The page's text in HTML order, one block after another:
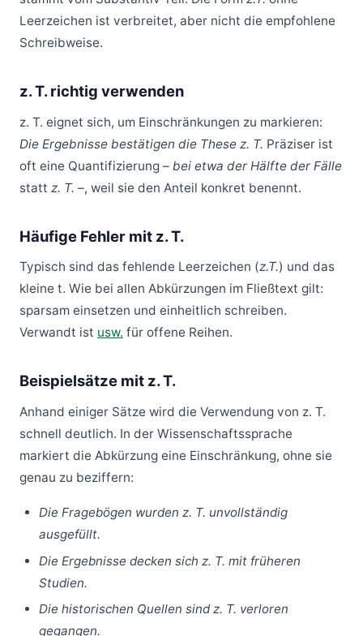
Leerzeichen ist verbreitet, aber nicht die empfohlene
Schreibweise.
z. T. richtig verwenden
z. T. eignet sich, um Einschränkungen zu markieren:
Die Ergebnisse bestätigen die These z. T. Präziser ist
oft eine Quantifizierung – bei etwa der Hälfte der Fälle
statt z. T. –, weil sie den Anteil konkret benennt.
Häufige Fehler mit z. T.
Typisch sind das fehlende Leerzeichen (z.T.) und das
kleine t. Wie bei allen Abkürzungen im Fließtext gilt:
sparsam einsetzen und einheitlich schreiben.
Verwandt ist usw. für offene Reihen.
Beispielsätze mit z. T.
Anhand einiger Sätze wird die Verwendung von z. T.
schnell deutlich. In der Wissenschaftssprache
markiert die Abkürzung eine Einschränkung, ohne sie
genau zu beziffern:
Die Fragebögen wurden z. T. unvollständig
ausgefüllt.
Die Ergebnisse decken sich z. T. mit früheren
Studien.
Die historischen Quellen sind z. T. verloren
gegangen.